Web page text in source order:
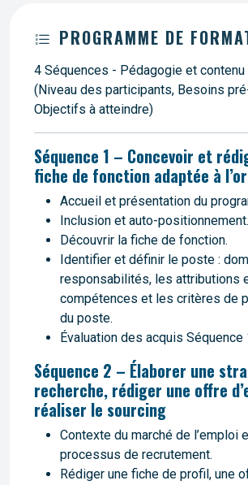
PROGRAMME DE
4 Séquences - Pédagogie et contenu
(Niveau des participants, Besoins
Objectifs à atteindre)
Séquence 1 – Concevoir et
fiche de fonction adaptée à
Accueil et présentation du
Inclusion et auto-positionnement.
Découvrir la fiche de fonction.
Identifier et définir le poste :
responsabilités, les attributions
compétences et les critères de
du poste.
Évaluation des acquis Séquence
Séquence 2 – Élaborer une
recherche, rédiger une offre
réaliser le sourcing
Contexte du marché de l’emploi
processus de recrutement.
Rédiger une fiche de profil, une